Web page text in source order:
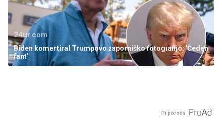
24ur.com
Biden komentiral Trumpovo zaporniško fotografijo: 'Čeden
fant'
Priporoča